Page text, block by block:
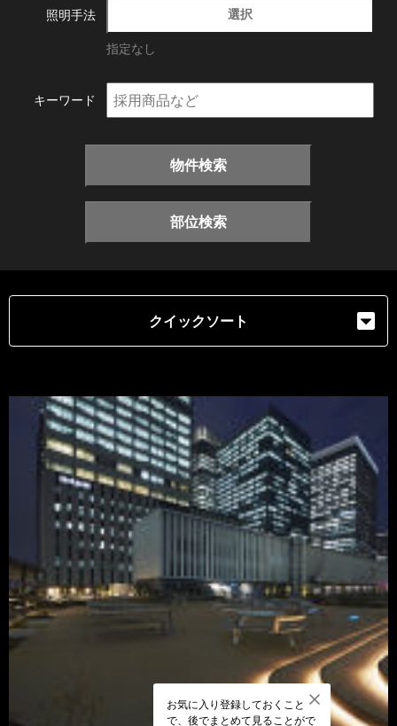
照明手法 選択
指定なし
キーワード
物件検索
部位検索
クイックソート
お気に入り登録しておくこと
で、後でまとめて見ることがで